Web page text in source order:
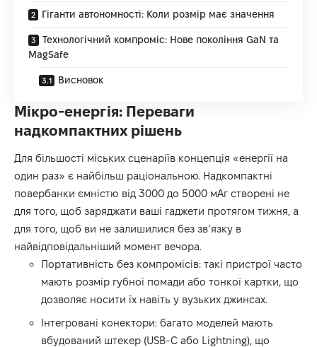
Гіганти автономності: Коли розмір має значення
Технологічний компроміс: Нове покоління GaN та
MagSafe
Висновок
Мікро-енергія: Переваги
надкомпактних рішень
Для більшості міських сценаріїв концепція «енергії на
один раз» є найбільш раціональною. Надкомпактні
повербанки ємністю від 3000 до 5000 мАг створені не
для того, щоб заряджати ваші гаджети протягом тижня, а
для того, щоб ви не залишилися без зв’язку в
найвідповідальніший момент вечора.
Портативність без компромісів: такі пристрої часто
мають розмір губної помади або тонкої картки, що
дозволяє носити їх навіть у вузьких джинсах.
Інтегровані конектори: багато моделей мають
вбудований штекер (USB-C або Lightning), що